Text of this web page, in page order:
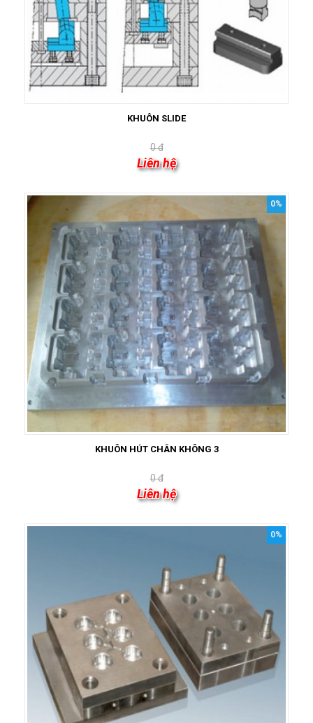
KHUÔN SLIDE
0 đ
Liên hệ
0%
KHUÔN HÚT CHÂN KHÔNG 3
0 đ
Liên hệ
0%